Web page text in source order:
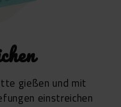
gießen und mit
einstreichen